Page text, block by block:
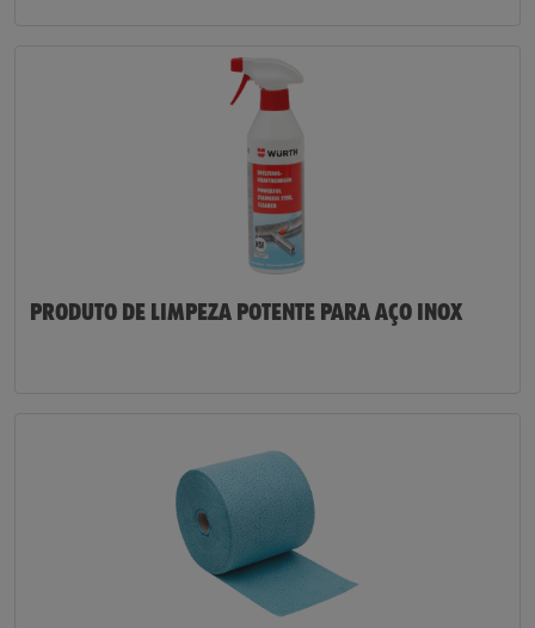
PRODUTO DE LIMPEZA POTENTE PARA AÇO INOX